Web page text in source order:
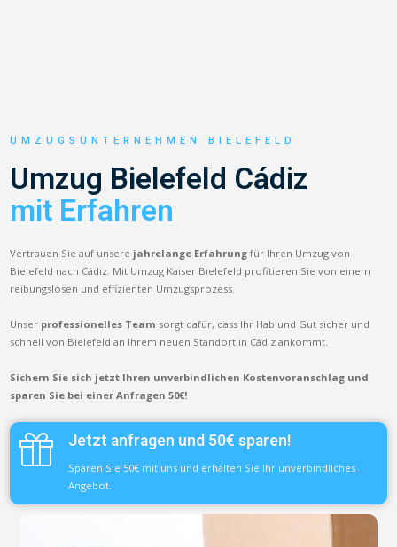
UMZUGSUNTERNEHMEN BIELEFELD
Umzug Bielefeld Cádiz
mit Erfahren
Vertrauen Sie auf unsere jahrelange Erfahrung für Ihren Umzug von
Bielefeld nach Cádiz. Mit Umzug Kaiser Bielefeld profitieren Sie von einem
reibungslosen und effizienten Umzugsprozess.
Unser professionelles Team sorgt dafür, dass Ihr Hab und Gut sicher und
schnell von Bielefeld an Ihrem neuen Standort in Cádiz ankommt.
Sichern Sie sich jetzt Ihren unverbindlichen Kostenvoranschlag und
sparen Sie bei einer Anfragen 50€!
Jetzt anfragen und 50€ sparen!
Sparen Sie 50€ mit uns und erhalten Sie Ihr unverbindliches
Angebot.